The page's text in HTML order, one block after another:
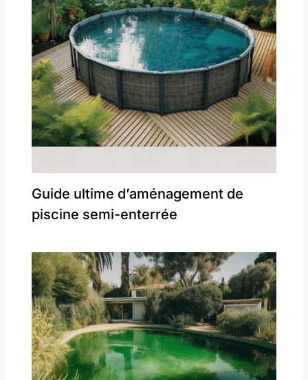
Guide ultime d’aménagement de
piscine semi-enterrée